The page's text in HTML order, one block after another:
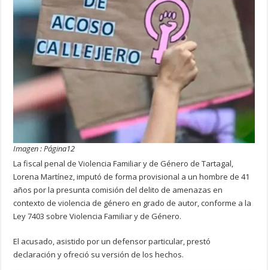
Imagen : Página12
La fiscal penal de Violencia Familiar y de Género de Tartagal,
Lorena Martínez, imputó de forma provisional a un hombre de 41
años por la presunta comisión del delito de amenazas en
contexto de violencia de género en grado de autor, conforme a la
Ley 7403 sobre Violencia Familiar y de Género.
El acusado, asistido por un defensor particular, prestó
declaración y ofreció su versión de los hechos.